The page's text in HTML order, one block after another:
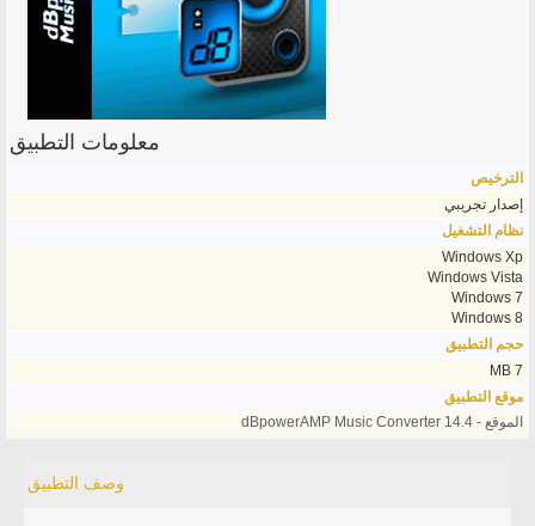
معلومات التطبيق
الترخيص
إصدار تجريبي
نظام التشغيل
Windows Xp
Windows Vista
Windows 7
Windows 8
حجم التطبيق
7 MB
موقع التطبيق
الموقع - dBpowerAMP Music Converter 14.4
وصف التطبيق